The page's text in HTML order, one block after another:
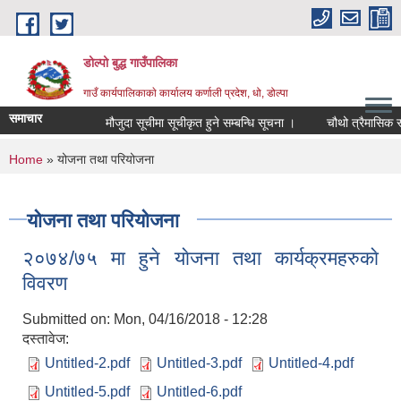
Skip to main content
डोल्पो बुद्ध गाउँपालिका
गाउँ कार्यपालिकाकाे कार्यालय कर्णाली प्रदेश, धो, डोल्पा
समाचार मौजुदा सूचीमा सूचीकृत हुने सम्बन्धि सूचना । चौथो त्रैमासिक
You are here
Home » योजना तथा परियोजना
योजना तथा परियोजना
२०७४/७५ मा हुने याेजना तथा कार्यक्रमहरुकाे
विवरण
Submitted on: Mon, 04/16/2018 - 12:28
दस्तावेज:
Untitled-2.pdf
Untitled-3.pdf
Untitled-4.pdf
Untitled-5.pdf
Untitled-6.pdf